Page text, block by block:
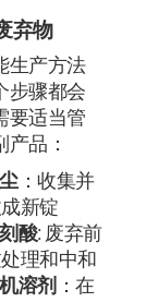
弃物
生产方法
步骤都会
要适当管
产品：
：收集并
新锭
酸: 废弃前
理和中和
溶剂 ：在